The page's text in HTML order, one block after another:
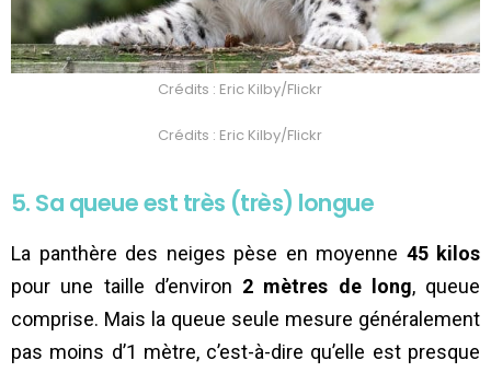
Crédits : Eric Kilby/Flickr
Crédits : Eric Kilby/Flickr
5. Sa queue est très (très) longue
La panthère des neiges pèse en moyenne 45 kilos
pour une taille d’environ 2 mètres de long, queue
comprise. Mais la queue seule mesure généralement
pas moins d’1 mètre, c’est-à-dire qu’elle est presque